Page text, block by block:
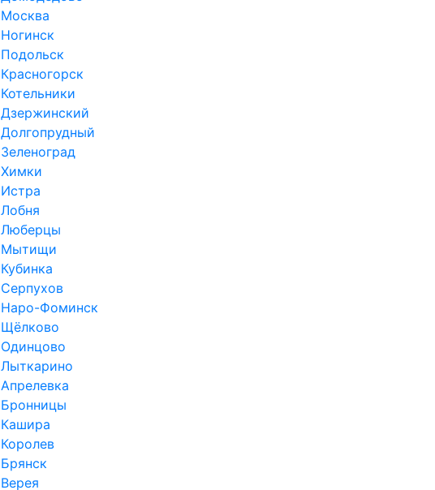
Москва
Ногинск
Подольск
Красногорск
Котельники
Дзержинский
Долгопрудный
Зеленоград
Химки
Истра
Лобня
Люберцы
Мытищи
Кубинка
Серпухов
Наро-Фоминск
Щёлково
Одинцово
Лыткарино
Апрелевка
Бронницы
Кашира
Королев
Брянск
Верея